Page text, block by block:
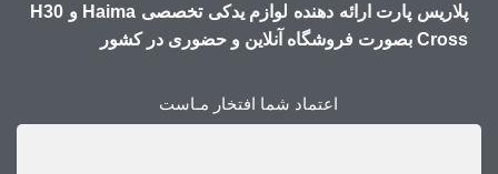
پلاریس پارت ارائه دهنده لوازم یدکی تخصصی Haima و H30
Cross بصورت فروشگاه آنلاین و حضوری در کشور
اعتماد شما افتخار مـاست